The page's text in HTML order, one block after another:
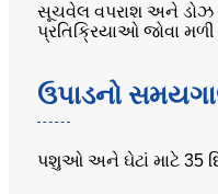
સૂચવેલ વપરાશ અને ડોઝ
પ્રતિક્રિયાઓ જોવા
ઉપાડનો
પશુઓ અને ઘેટાં માટે 35